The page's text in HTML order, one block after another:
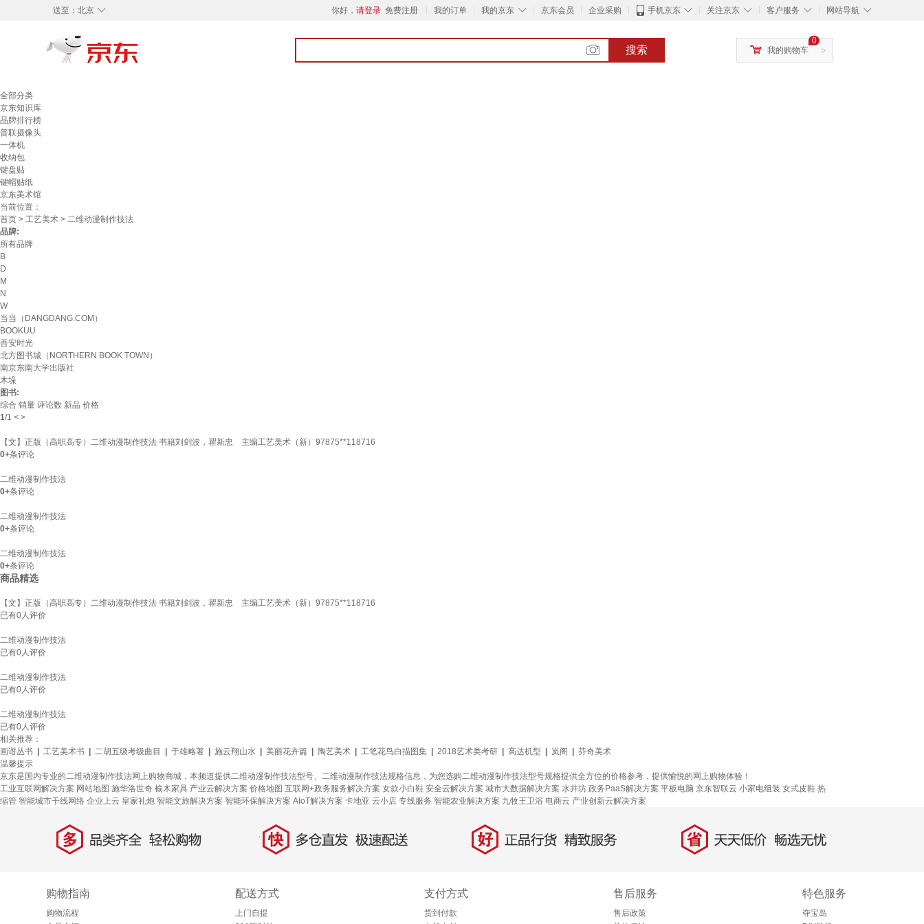
◇
送至： 北京 你好， 请登录 免费注册 我的订单 ◇
我的京东 京东会员 企业采购 ◇
手机京东 ◇
关注京东 ◇
客户服务 ◇
网站导航
搜索 >
0
我的购物车
全部分类
京东知识库
品牌排行榜
普联摄像头
一体机
收纳包
键盘贴
键帽贴纸
京东美术馆
当前位置：
首页 > 工艺美术 > 二维动漫制作技法
品牌:
所有品牌
B
D
M
N
W
当当（DANGDANG.COM）
BOOKUU
吾安时光
北方图书城（NORTHERN BOOK TOWN）
南京东南大学出版社
木垛
图书:
综合 销量 评论数 新品 价格
1/1 < >
【文】正版（高职高专）二维动漫制作技法 书籍刘剑波，瞿新忠 主编工艺美术（新）97875**118716
0+条评论
二维动漫制作技法
0+条评论
二维动漫制作技法
0+条评论
二维动漫制作技法
0+条评论
商品精选
【文】正版（高职高专）二维动漫制作技法 书籍刘剑波，瞿新忠 主编工艺美术（新）97875**118716
已有0人评价
二维动漫制作技法
已有0人评价
二维动漫制作技法
已有0人评价
二维动漫制作技法
已有0人评价
相关推荐：
画谱丛书
工艺美术书 二胡五级考级曲目 于雄略著 施云翔山水 美丽花卉篇 陶艺美术 工笔花鸟白描图集 2018艺术类考研 高达机型 岚阁
芬奇美术
温馨提示
京东是国内专业的二维动漫制作技法网上购物商城，本频道提供二维动漫制作技法型号、二维动漫制作技法规格信息，为您选购二维动漫制作技法型号规格提供全方位的价格参考，提供愉悦的网上购物体验！
工业互联网解决方案 网站地图 施华洛世奇 榆木家具 产业云解决方案 价格地图 互联网+政务服务解决方案 女款小白鞋 安全云解决方案 城市大数据解决方案 水井坊 政务PaaS解决方案 平板电脑 京东智联云 小家电组装 女式皮鞋 热
缩管 智能城市干线网络 企业上云 皇家礼炮 智能文旅解决方案 智能环保解决方案 AIoT解决方案 卡地亚 云小店 专线服务 智能农业解决方案 九牧王卫浴 电商云 产业创新云解决方案
多 品类齐全，轻松购物 快 多仓直发，极速配送 好 正品行货，精致服务 省 天天低价，畅选无忧
购物指南
购物流程
配送方式
上门自提
支付方式
货到付款
售后服务
售后政策
特色服务
夺宝岛